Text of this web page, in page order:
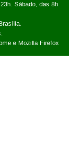
Sábado, das 8h
.
e Mozilla Firefox